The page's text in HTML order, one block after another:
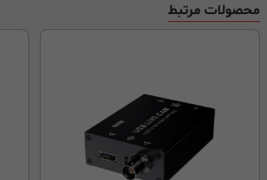
محصولات مرتبط